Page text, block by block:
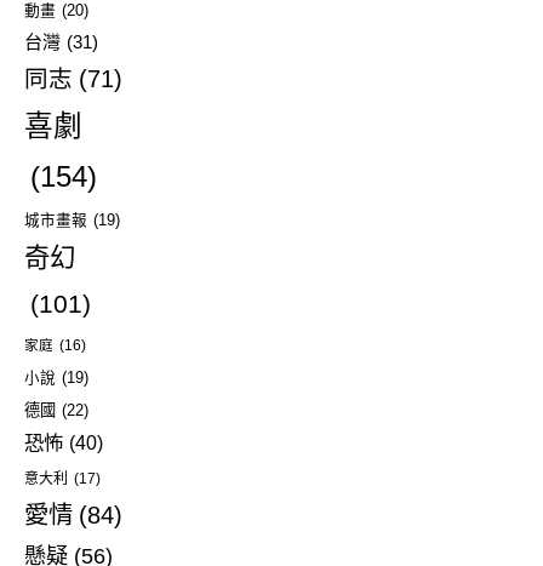
動畫 (20)
台灣 (31)
同志 (71)
喜劇
(154)
城市畫報 (19)
奇幻
(101)
家庭 (16)
小說 (19)
德國 (22)
恐怖 (40)
意大利 (17)
愛情 (84)
懸疑 (56)